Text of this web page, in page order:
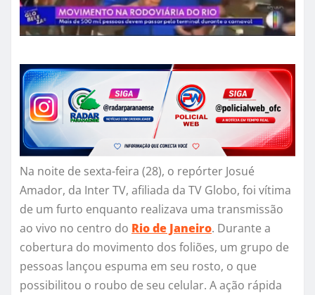
Na noite de sexta-feira (28), o repórter Josué
Amador, da Inter TV, afiliada da TV Globo, foi vítima
de um furto enquanto realizava uma transmissão
ao vivo no centro do Rio de Janeiro. Durante a
cobertura do movimento dos foliões, um grupo de
pessoas lançou espuma em seu rosto, o que
possibilitou o roubo de seu celular. A ação rápida